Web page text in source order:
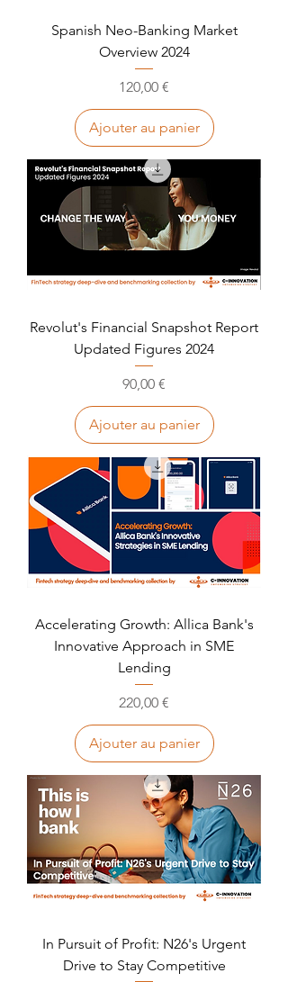
Spanish Neo-Banking Market
Overview 2024
Prix
120,00 €
Ajouter au panier
Revolut's Financial Snapshot Report
Updated Figures 2024
Prix
90,00 €
Ajouter au panier
Accelerating Growth: Allica Bank's
Innovative Approach in SME
Lending
Prix
220,00 €
Ajouter au panier
In Pursuit of Profit: N26's Urgent
Drive to Stay Competitive